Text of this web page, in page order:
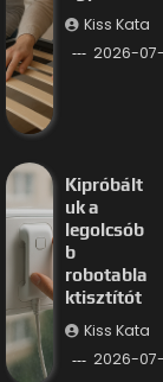
Kiss Kata
2026-
Kipróbált
uk a
legolcsób
b
robotabla
ktisztítót
Kiss Kata
2026-